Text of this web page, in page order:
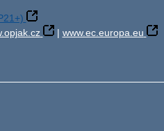
| www.ec.europa.eu